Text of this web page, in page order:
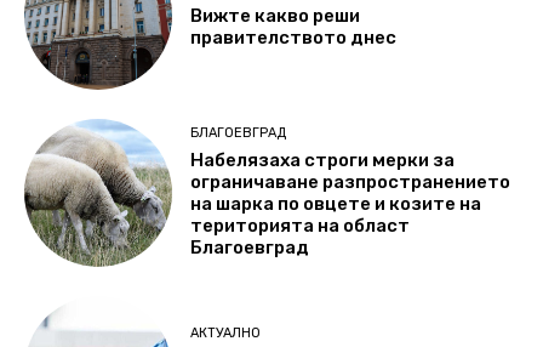
Вижте какво реши
правителството днес
БЛАГОЕВГРАД
Набелязаха строги мерки за
ограничаване разпространението
на шарка по овцете и козите на
територията на област
Благоевград
АКТУАЛНО